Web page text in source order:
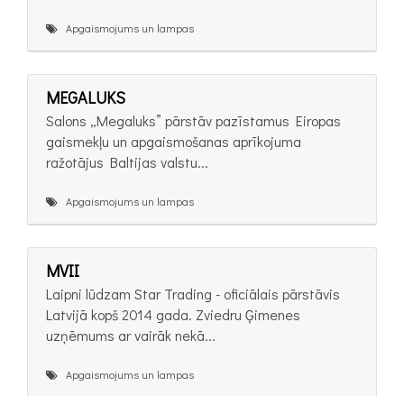
Apgaismojums un lampas
MEGALUKS
Salons „Megaluks” pārstāv pazīstamus Eiropas
gaismekļu un apgaismošanas aprīkojuma
ražotājus Baltijas valstu...
Apgaismojums un lampas
MVII
Laipni lūdzam Star Trading - oficiālais pārstāvis
Latvijā kopš 2014 gada. Zviedru Ģimenes
uzņēmums ar vairāk nekā...
Apgaismojums un lampas